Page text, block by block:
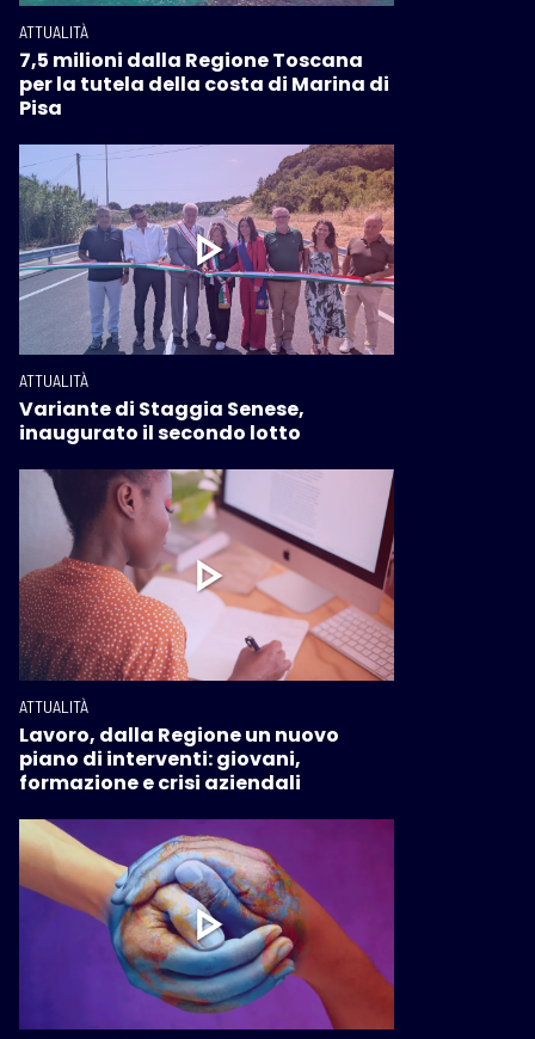
ATTUALITÀ
7,5 milioni dalla Regione Toscana
per la tutela della costa di Marina di
Pisa
ATTUALITÀ
Variante di Staggia Senese,
inaugurato il secondo lotto
ATTUALITÀ
Lavoro, dalla Regione un nuovo
piano di interventi: giovani,
formazione e crisi aziendali